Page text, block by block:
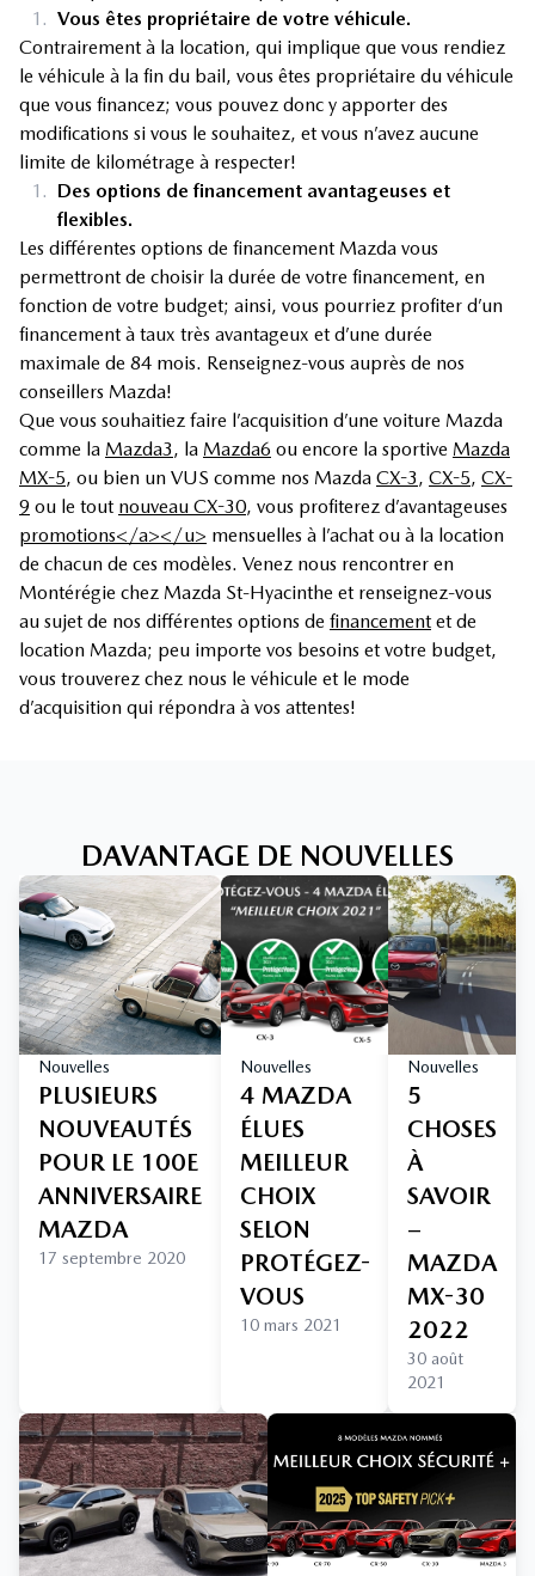
1. Vous êtes propriétaire de votre véhicule.
Contrairement à la location, qui implique que vous rendiez
le véhicule à la fin du bail, vous êtes propriétaire du véhicule
que vous financez; vous pouvez donc y apporter des
modifications si vous le souhaitez, et vous n’avez aucune
limite de kilométrage à respecter!
1. Des options de financement avantageuses et
flexibles.
Les différentes options de financement Mazda vous
permettront de choisir la durée de votre financement, en
fonction de votre budget; ainsi, vous pourriez profiter d’un
financement à taux très avantageux et d’une durée
maximale de 84 mois. Renseignez-vous auprès de nos
conseillers Mazda!
Que vous souhaitiez faire l’acquisition d’une voiture Mazda
comme la Mazda3, la Mazda6 ou encore la sportive Mazda
MX-5, ou bien un VUS comme nos Mazda CX-3, CX-5, CX-
9 ou le tout nouveau CX-30, vous profiterez d’avantageuses
promotions</a></u> mensuelles à l’achat ou à la location
de chacun de ces modèles. Venez nous rencontrer en
Montérégie chez Mazda St-Hyacinthe et renseignez-vous
au sujet de nos différentes options de financement et de
location Mazda; peu importe vos besoins et votre budget,
vous trouverez chez nous le véhicule et le mode
d’acquisition qui répondra à vos attentes!
DAVANTAGE DE NOUVELLES
Nouvelles
PLUSIEURS
NOUVEAUTÉS
POUR LE 100E
ANNIVERSAIRE
MAZDA
17 septembre 2020
Nouvelles
4 MAZDA
ÉLUES
MEILLEUR
CHOIX
SELON
PROTÉGEZ-
VOUS
10 mars 2021
Nouvelles
5
CHOSES
À
SAVOIR
–
MAZDA
MX-30
2022
30 août
2021